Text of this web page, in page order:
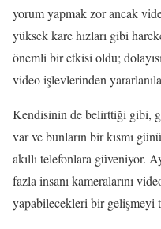
yorum yapmak zor ancak
yüksek kare hızları gibi
önemli bir etkisi oldu;
video işlevlerinden
Kendisinin de belirttiği gibi,
var ve bunların bir kısmı
akıllı telefonlara güveniyor.
fazla insanı kameralarını
yapabilecekleri bir gelişmeyi